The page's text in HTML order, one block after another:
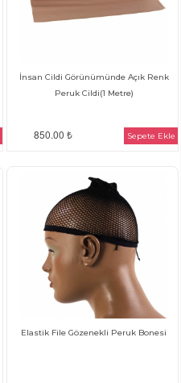
İnsan Cildi Görünümünde Açık Renk
Peruk Cildi(1 Metre)
850.00 ₺ Sepete Ekle
Elastik File Gözenekli Peruk Bonesi